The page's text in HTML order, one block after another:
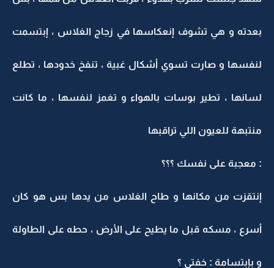
بعدته و هي تشوف إنعكاسها في زجاج الغلاس ، إبتسمت
لنفسها و صارت تسوي أشكال غبية ، تنفخ خدودها ، تطلع
لسانها ، تطير بوسات بالهواء و تغمز لنفسها ، ما كانت
منتبهة للعيون اللي تراقبها
: معجبة على نفسك ؟؟؟
إنتقزت من مكانها و طاح الغلاس من يدها بس هو كان
أسرع ، مسكه قبل ما يطيح على الأرض ، حطه على الطاولة
و بإبتسامة : خفتي ؟